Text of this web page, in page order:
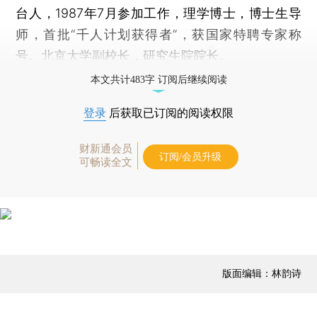
台人，1987年7月参加工作，理学博士，博士生导
师，首批“千人计划获得者”，获国家特聘专家称
号。北京大学副校长，研究生院院长。
本文共计483字 订阅后继续阅读
登录 后获取已订阅的阅读权限
财新通会员
可畅读全文
订阅/会员升级
版面编辑：林韵诗